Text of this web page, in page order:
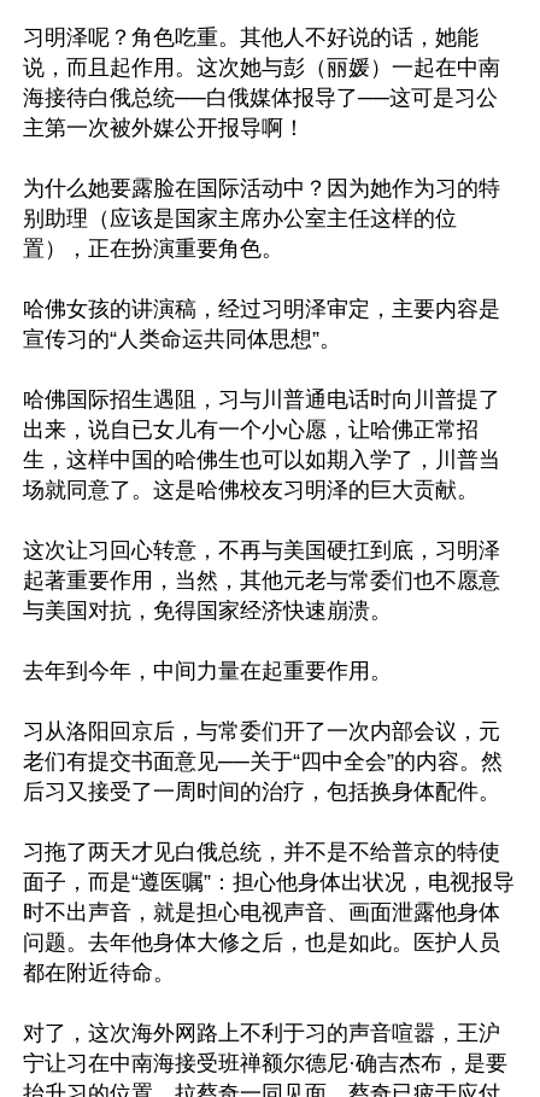
习明泽呢？角色吃重。其他人不好说的话，她能
说，而且起作用。这次她与彭（丽媛）一起在中南
海接待白俄总统──白俄媒体报导了──这可是习公
主第一次被外媒公开报导啊！
为什么她要露脸在国际活动中？因为她作为习的特
别助理（应该是国家主席办公室主任这样的位
置），正在扮演重要角色。
哈佛女孩的讲演稿，经过习明泽审定，主要内容是
宣传习的“人类命运共同体思想”。
哈佛国际招生遇阻，习与川普通电话时向川普提了
出来，说自已女儿有一个小心愿，让哈佛正常招
生，这样中国的哈佛生也可以如期入学了，川普当
场就同意了。这是哈佛校友习明泽的巨大贡献。
这次让习回心转意，不再与美国硬扛到底，习明泽
起著重要作用，当然，其他元老与常委们也不愿意
与美国对抗，免得国家经济快速崩溃。
去年到今年，中间力量在起重要作用。
习从洛阳回京后，与常委们开了一次内部会议，元
老们有提交书面意见──关于“四中全会”的内容。然
后习又接受了一周时间的治疗，包括换身体配件。
习拖了两天才见白俄总统，并不是不给普京的特使
面子，而是“遵医嘱”：担心他身体出状况，电视报导
时不出声音，就是担心电视声音、画面泄露他身体
问题。去年他身体大修之后，也是如此。医护人员
都在附近待命。
对了，这次海外网路上不利于习的声音喧嚣，王沪
宁让习在中南海接受班禅额尔德尼·确吉杰布，是要